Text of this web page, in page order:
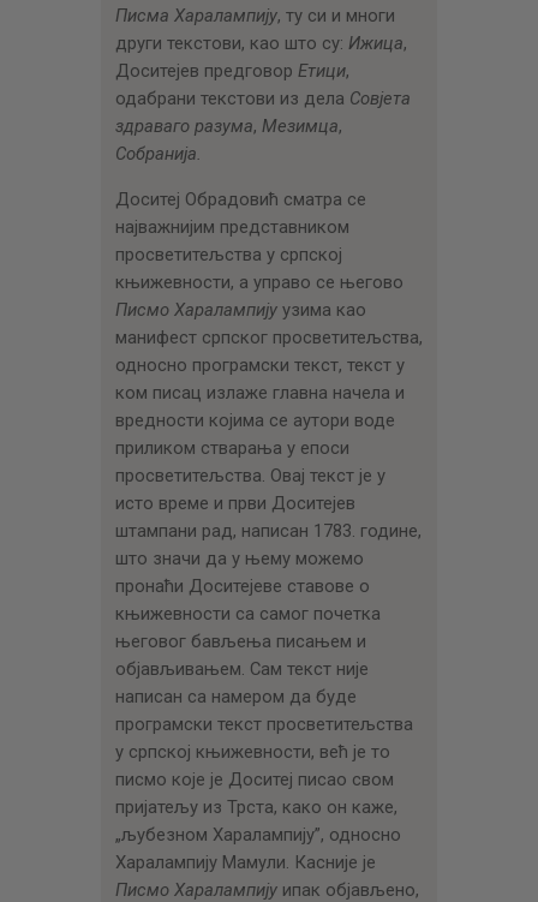
Писма Харалампију, ту си и многи
други текстови, као што су: Ижица,
Доситејев предговор Етици,
одабрани текстови из дела Совјета
здраваго разума, Мезимца,
Собранија.
Доситеј Обрадовић сматра се
најважнијим представником
просветитељства у српској
књижевности, а управо се његово
Писмо Харалампијуузима као
манифест српског просветитељства,
односно програмски текст, текст у
ком писац излаже главна начела и
вредности којима се аутори воде
приликом стварања у епоси
просветитељства. Овај текст је у
исто време и први Доситејев
штампани рад, написан 1783. године,
што значи да у њему можемо
пронаћи Доситејеве ставове о
књижевности са самог почетка
његовог бављења писањем и
објављивањем. Сам текст није
написан са намером да буде
програмски текст просветитељства
у српској књижевности, већ је то
писмо које је Доситеј писао свом
пријатељу из Трста, како он каже,
„љубезном Харалампију”, односно
Харалампију Мамули. Касније је
Писмо Харалампијуипак објављено,